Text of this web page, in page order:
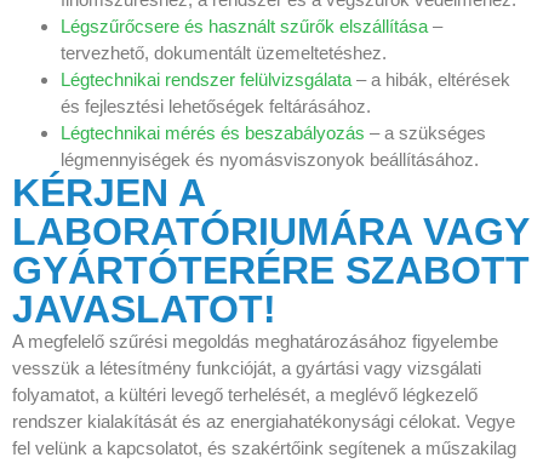
Légszűrőcsere és használt szűrők elszállítása –
tervezhető, dokumentált üzemeltetéshez.
Légtechnikai rendszer felülvizsgálata – a hibák, eltérések
és fejlesztési lehetőségek feltárásához.
Légtechnikai mérés és beszabályozás – a szükséges
légmennyiségek és nyomásviszonyok beállításához.
KÉRJEN A
LABORATÓRIUMÁRA VAGY
GYÁRTÓTERÉRE SZABOTT
JAVASLATOT!
A megfelelő szűrési megoldás meghatározásához figyelembe
vesszük a létesítmény funkcióját, a gyártási vagy vizsgálati
folyamatot, a kültéri levegő terhelését, a meglévő légkezelő
rendszer kialakítását és az energiahatékonysági célokat. Vegye
fel velünk a kapcsolatot, és szakértőink segítenek a műszakilag